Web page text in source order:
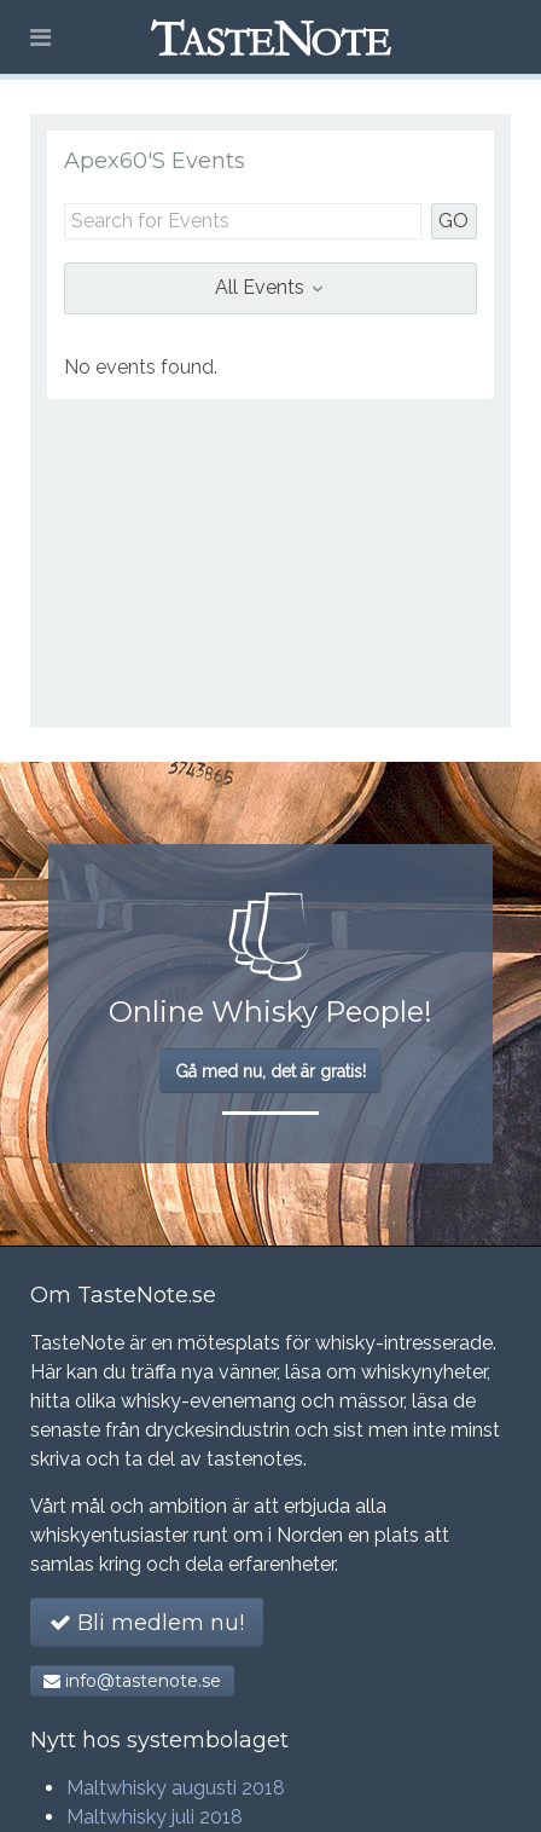
Apex60's Events
GO
All Events
No events found.
Online Whisky People!
Gå med nu, det är gratis!
Om TasteNote.se
TasteNote är en mötesplats för whisky-intresserade.
Här kan du träffa nya vänner, läsa om whiskynyheter,
hitta olika whisky-evenemang och mässor, läsa de
senaste från dryckesindustrin och sist men inte minst
skriva och ta del av tastenotes.
Vårt mål och ambition är att erbjuda alla
whiskyentusiaster runt om i Norden en plats att
samlas kring och dela erfarenheter.
Bli medlem nu!
info@tastenote.se
Nytt hos systembolaget
Maltwhisky augusti 2018
Maltwhisky juli 2018